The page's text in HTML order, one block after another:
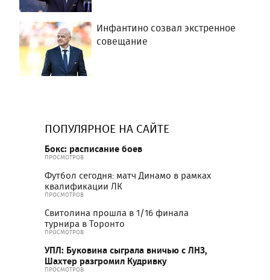
Инфантино созвал экстренное
совещание
ПОПУЛЯРНОЕ НА САЙТЕ
Бокс: расписание боев
ПРОСМОТРОВ
Футбол сегодня: матч Динамо в рамках
квалификации ЛК
ПРОСМОТРОВ
Свитолина прошла в 1/16 финала
турнира в Торонто
ПРОСМОТРОВ
УПЛ: Буковина сыграла вничью с ЛНЗ,
Шахтер разгромил Кудривку
ПРОСМОТРОВ